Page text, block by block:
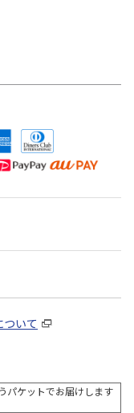
いて
パケットでお届けします